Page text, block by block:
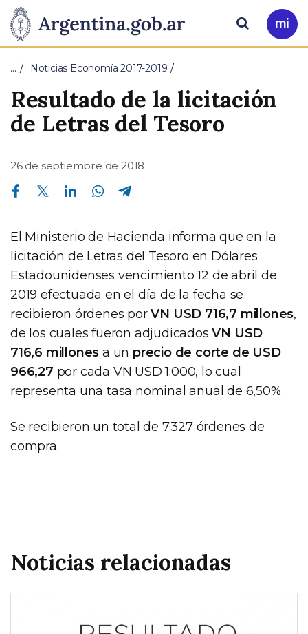
Presidencia
de
la
Nación
Pasar al contenido principal
Ir
a
Buscar
… Noticias Economía 2017-2019
Resultado de la licitación
de Letras del Tesoro
26 de septiembre de 2018
Compartir en Facebook Compartir en Twitter Compartir en Linkedin Compartir en Whatsapp
El Ministerio de Hacienda informa que en la
licitación de Letras del Tesoro en Dólares
Estadounidenses vencimiento 12 de abril de
2019 efectuada en el día de la fecha se
recibieron órdenes porVN USD 716,7 millones,
de los cuales fueron adjudicadosVN USD
716,6 millones a un precio de corte de USD
966,27 por cada VN USD 1.000, lo cual
representa una tasa nominal anual de 6,50%.
Se recibieron un total de 7.327 órdenes de
compra.
Noticias relacionadas